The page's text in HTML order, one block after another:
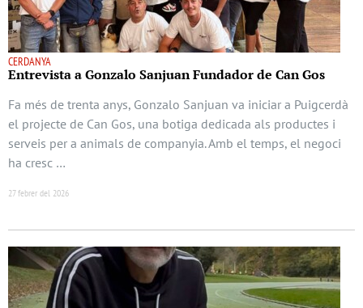
CERDANYA
Entrevista a Gonzalo Sanjuan Fundador de Can Gos
Fa més de trenta anys, Gonzalo Sanjuan va iniciar a Puigcerdà
el projecte de Can Gos, una botiga dedicada als productes i
serveis per a animals de companyia. Amb el temps, el negoci
ha cresc …
27 febrer del 2026